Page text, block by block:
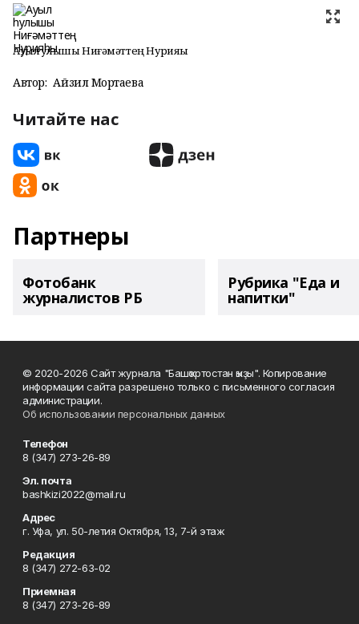
Ауыл һулышы Ниғәмәттең Нурияһы
Автор: Айзилә Мортаева
Читайте нас
Партнеры
Фотобанк
журналистов РБ
Рубрика "Еда и
напитки"
© 2020-2026 Сайт журнала "Башҡортостан ҡыҙы". Копирование
информации сайта разрешено только с письменного согласия
администрации.
Об использовании персональных данных
Телефон
8 (347) 273-26-89
Эл. почта
bashkizi2022@mail.ru
Адрес
г. Уфа, ул. 50-летия Октября, 13, 7-й этаж
Редакция
8 (347) 272-63-02
Приемная
8 (347) 273-26-89